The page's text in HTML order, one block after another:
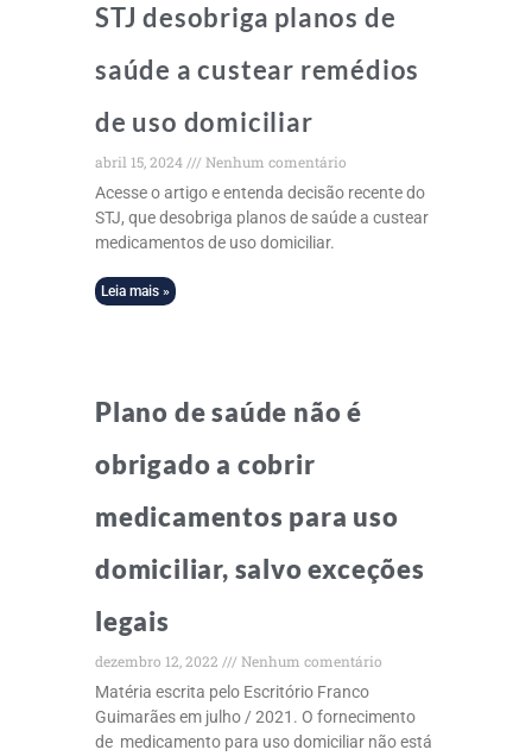
STJ desobriga planos de
saúde a custear remédios
de uso domiciliar
abril 15, 2024
Nenhum comentário
Acesse o artigo e entenda decisão recente do
STJ, que desobriga planos de saúde a custear
medicamentos de uso domiciliar.
Leia mais »
Plano de saúde não é
obrigado a cobrir
medicamentos para uso
domiciliar, salvo exceções
legais
dezembro 12, 2022
Nenhum comentário
Matéria escrita pelo Escritório Franco
Guimarães em julho / 2021. O fornecimento
de medicamento para uso domiciliar não está